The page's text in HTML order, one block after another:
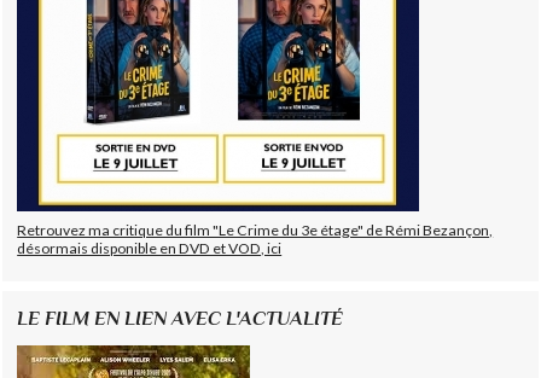
Retrouvez ma critique du film "Le Crime du 3e étage" de Rémi Bezançon,
désormais disponible en DVD et VOD, ici
LE FILM EN LIEN AVEC L'ACTUALITÉ